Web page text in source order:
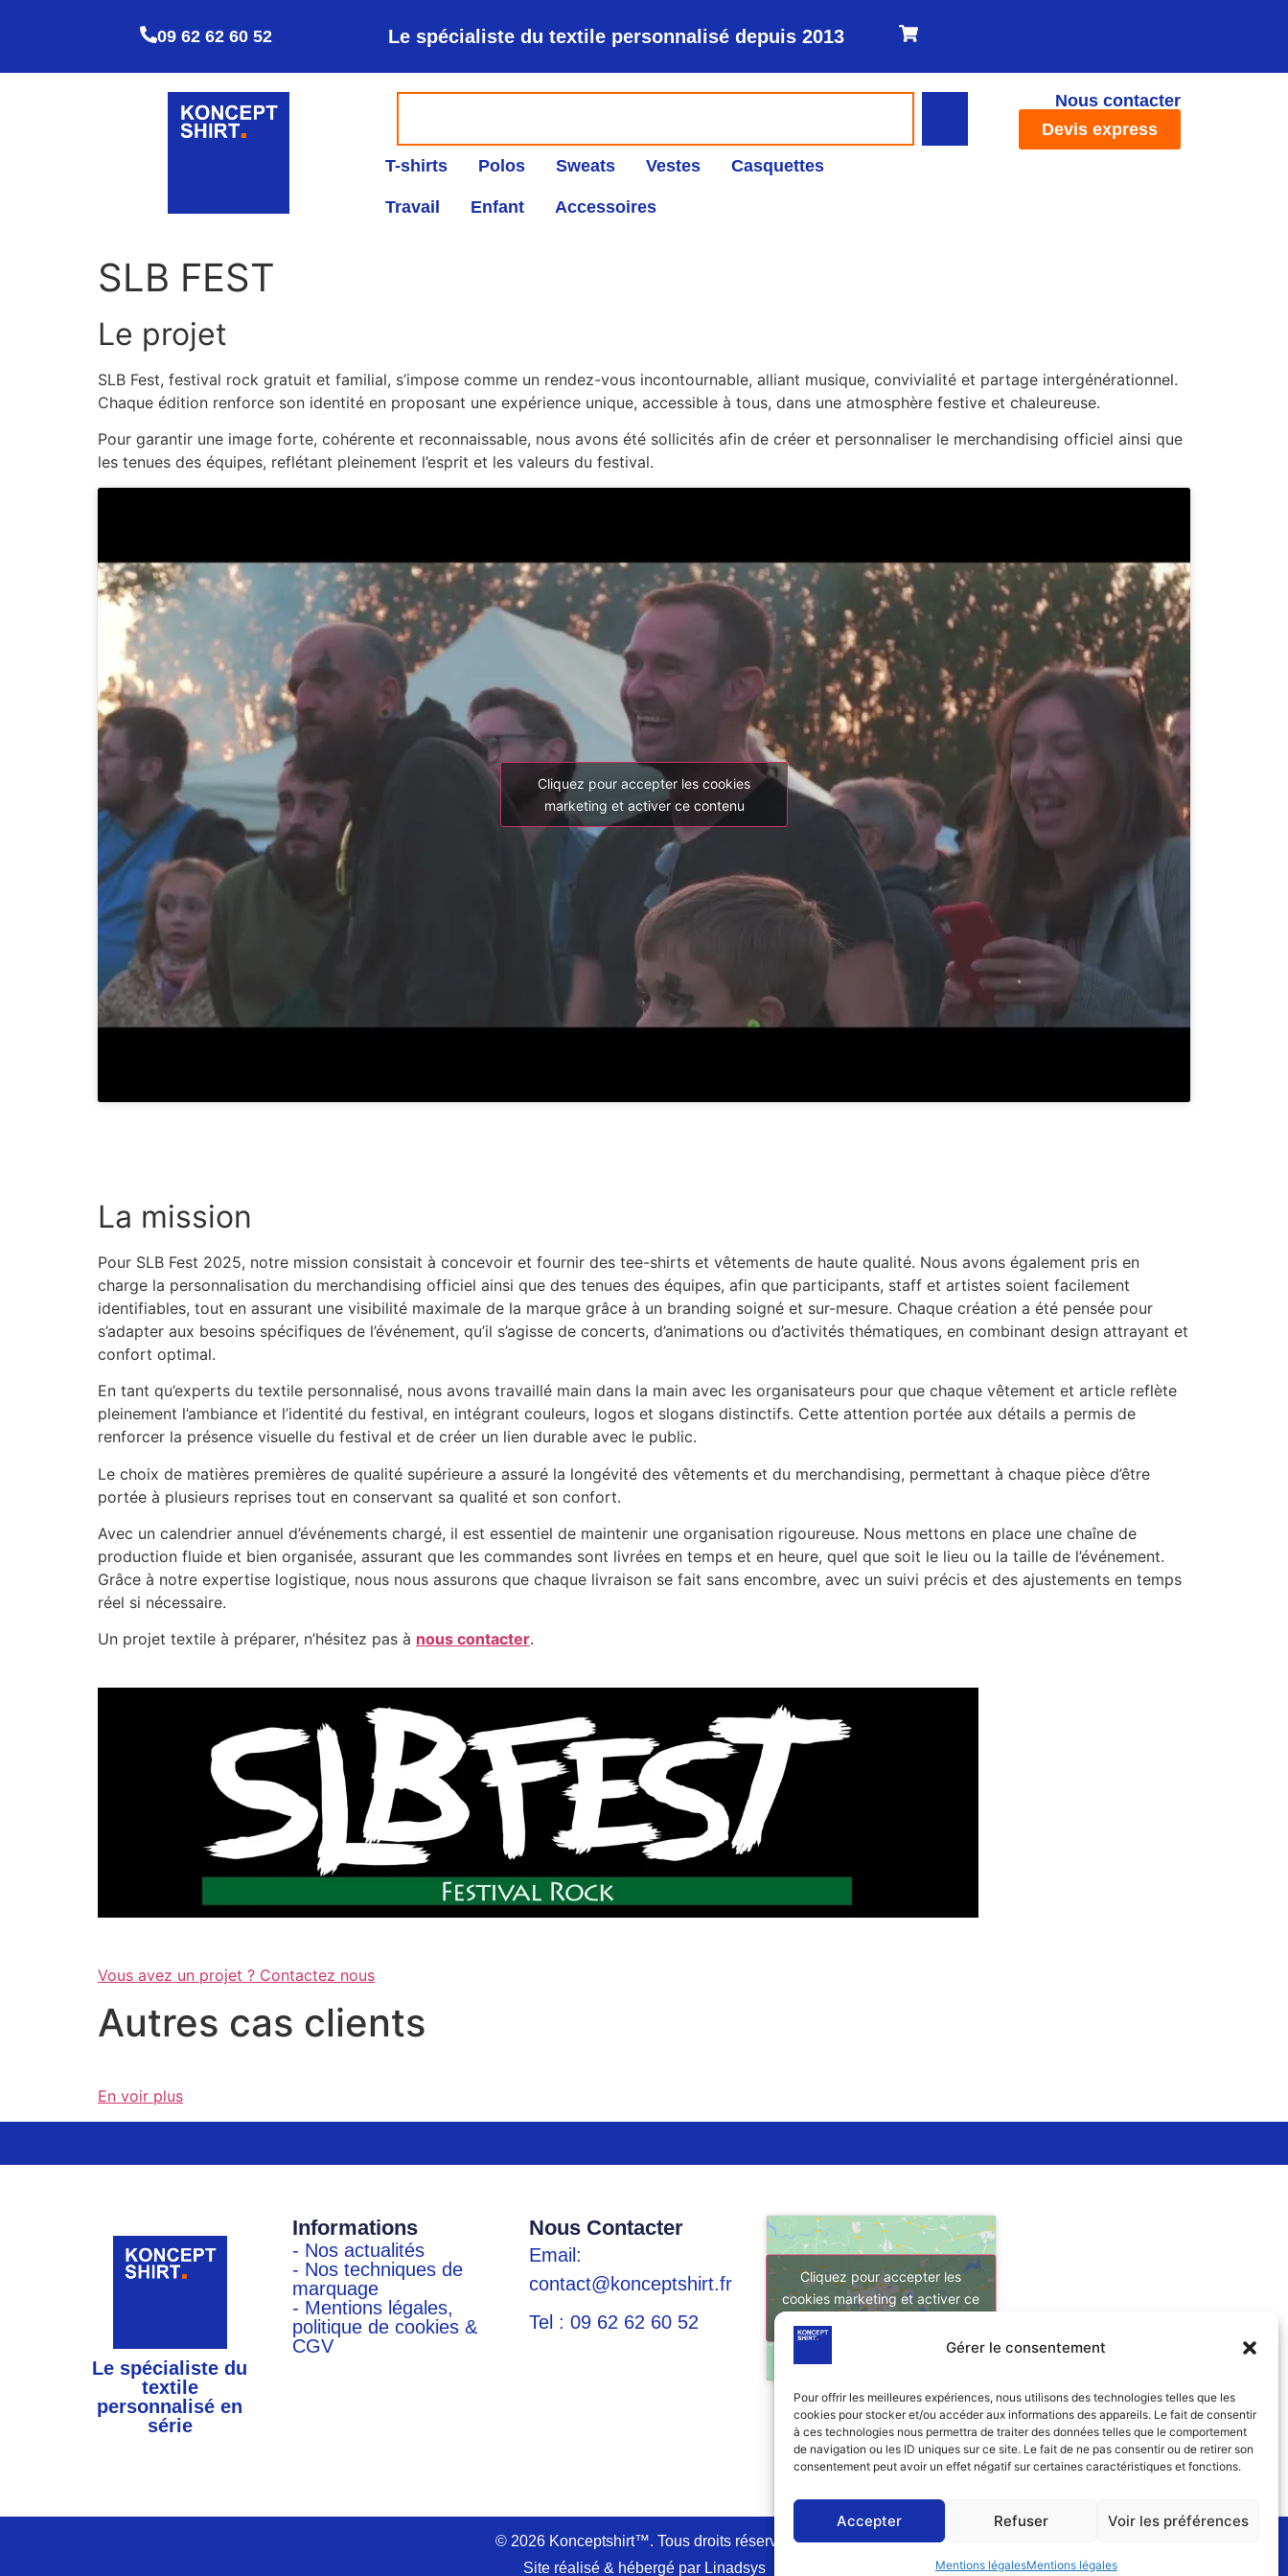
Gérer le consentement
Pour offrir les meilleures expériences, nous utilisons des technologies telles que les
cookies pour stocker et/ou accéder aux informations des appareils. Le fait de consentir
à ces technologies nous permettra de traiter des données telles que le comportement
de navigation ou les ID uniques sur ce site. Le fait de ne pas consentir ou de retirer son
consentement peut avoir un effet négatif sur certaines caractéristiques et fonctions.
Accepter Refuser Voir les préférences
Mentions légalesMentions légales
09 62 62 60 52 Le spécialiste du textile personnalisé depuis 2013
T-shirts Polos Sweats Vestes Casquettes
Travail Enfant Accessoires
Nous contacter
Devis express
SLB FEST
Le projet
SLB Fest, festival rock gratuit et familial, s’impose comme un rendez-vous incontournable, alliant musique, convivialité et partage intergénérationnel.
Chaque édition renforce son identité en proposant une expérience unique, accessible à tous, dans une atmosphère festive et chaleureuse.
Pour garantir une image forte, cohérente et reconnaissable, nous avons été sollicités afin de créer et personnaliser le merchandising officiel ainsi que
les tenues des équipes, reflétant pleinement l’esprit et les valeurs du festival.
Cliquez pour accepter les cookies
marketing et activer ce contenu
La mission
Pour SLB Fest 2025, notre mission consistait à concevoir et fournir des tee-shirts et vêtements de haute qualité. Nous avons également pris en
charge la personnalisation du merchandising officiel ainsi que des tenues des équipes, afin que participants, staff et artistes soient facilement
identifiables, tout en assurant une visibilité maximale de la marque grâce à un branding soigné et sur-mesure. Chaque création a été pensée pour
s’adapter aux besoins spécifiques de l’événement, qu’il s’agisse de concerts, d’animations ou d’activités thématiques, en combinant design attrayant et
confort optimal.
En tant qu’experts du textile personnalisé, nous avons travaillé main dans la main avec les organisateurs pour que chaque vêtement et article reflète
pleinement l’ambiance et l’identité du festival, en intégrant couleurs, logos et slogans distinctifs. Cette attention portée aux détails a permis de
renforcer la présence visuelle du festival et de créer un lien durable avec le public.
Le choix de matières premières de qualité supérieure a assuré la longévité des vêtements et du merchandising, permettant à chaque pièce d’être
portée à plusieurs reprises tout en conservant sa qualité et son confort.
Avec un calendrier annuel d’événements chargé, il est essentiel de maintenir une organisation rigoureuse. Nous mettons en place une chaîne de
production fluide et bien organisée, assurant que les commandes sont livrées en temps et en heure, quel que soit le lieu ou la taille de l’événement.
Grâce à notre expertise logistique, nous nous assurons que chaque livraison se fait sans encombre, avec un suivi précis et des ajustements en temps
réel si nécessaire.
Un projet textile à préparer, n’hésitez pas à nous contacter.
Vous avez un projet ? Contactez nous
Autres cas clients
En voir plus
Le spécialiste du
textile
personnalisé en
série
Informations
- Nos actualités
- Nos techniques de
marquage
- Mentions légales,
politique de cookies &
CGV
Nous Contacter
Email:
contact@konceptshirt.fr
Tel : 09 62 62 60 52
Cliquez pour accepter les
cookies marketing et activer ce
© 2026 Konceptshirt™. Tous droits réservés
Site réalisé & hébergé par Linadsys